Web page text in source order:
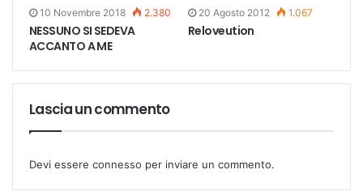
10 Novembre 2018 2.380
NESSUNO SI SEDEVA
ACCANTO A ME
20 Agosto 2012 1.067
Reloveution
Lascia un commento
Devi essere connesso per inviare un commento.